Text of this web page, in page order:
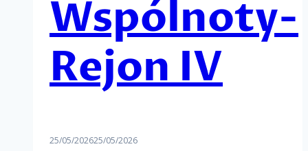
Wspólnoty-
Rejon IV
25/05/202625/05/2026